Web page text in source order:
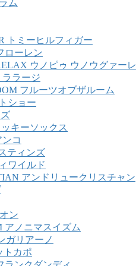
ム
トミーヒルフィガー
ローレン
ウノピゥ ウノウグァー
ラージ
フルーツオブザルーム
ショー
キーソックス
コ
ティンズ
ワイルド
アンドリュークリスチャン
ン
アノニマスイズム
ガリアーノ
トカポ